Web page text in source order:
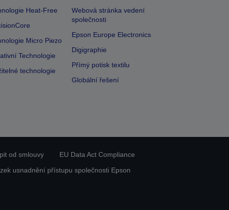
Heat-Free
Micro Piezo
Technologie
technologie
Webová stránka vedení
společnosti
Epson Europe Electronics
Digigraphie
Přímý potisk textilu
Globální řešení
od smlouvy
EU Data Act Compliance
usnadnění přístupu společnosti Epson